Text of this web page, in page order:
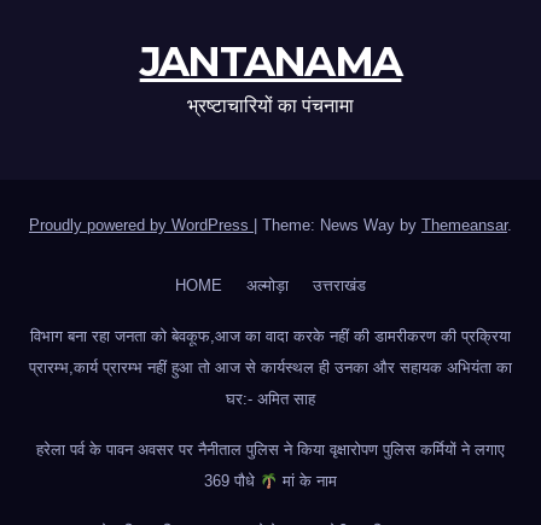
JANTANAMA
भ्रष्टाचारियों का पंचनामा
Proudly powered by WordPress Theme: News Way by Themeansar.
HOME अल्मोड़ा उत्तराखंड
विभाग बना रहा जनता को बेवकूफ,आज का वादा करके नहीं की डामरीकरण की प्रक्रिया
प्रारम्भ,कार्य प्रारम्भ नहीं हुआ तो आज से कार्यस्थल ही उनका और सहायक अभियंता का
घर:- अमित साह
हरेला पर्व के पावन अवसर पर नैनीताल पुलिस ने किया वृक्षारोपण पुलिस कर्मियों ने लगाए
369 पौधे
मां के नाम